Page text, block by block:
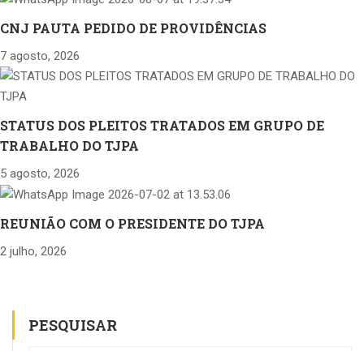
CNJ PAUTA PEDIDO DE PROVIDÊNCIAS
7 agosto, 2026
STATUS DOS PLEITOS TRATADOS EM GRUPO DE
TRABALHO DO TJPA
5 agosto, 2026
REUNIÃO COM O PRESIDENTE DO TJPA
2 julho, 2026
PESQUISAR